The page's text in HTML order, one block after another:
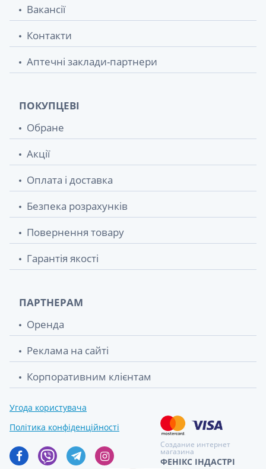
Вакансії
Контакти
Аптечні заклади-партнери
ПОКУПЦЕВІ
Обране
Акції
Оплата і доставка
Безпека розрахунків
Повернення товару
Гарантія якості
ПАРТНЕРАМ
Оренда
Реклама на сайті
Корпоративним клієнтам
Угода користувача
Політика конфіденційності
Создание интернет
магазина
ФЕНІКС ІНДАСТРІ